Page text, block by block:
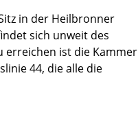
in der Heilbronner
sich unweit des
erreichen ist die Kammer
44, die alle die